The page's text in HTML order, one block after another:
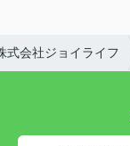
式会社ジョイライフ